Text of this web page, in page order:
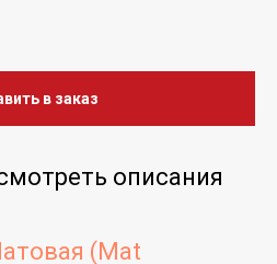
в заказ
описания
(Mat